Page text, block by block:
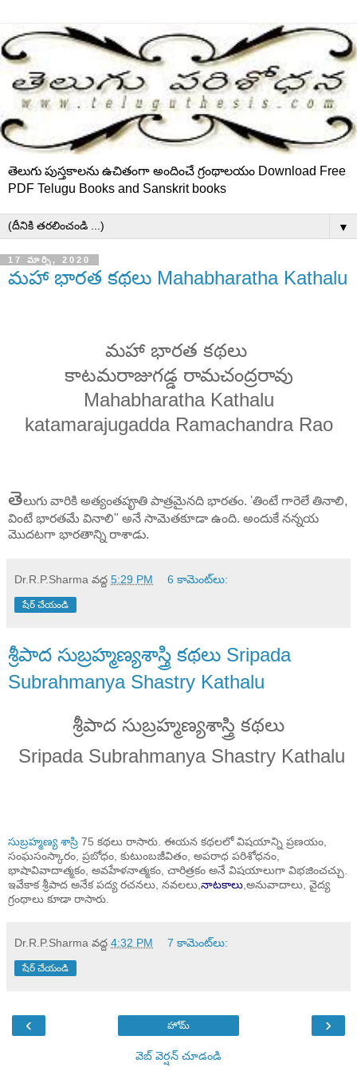
తెలుగు పుస్తకాలను ఉచితంగా అందించే గ్రంథాలయం Download Free
PDF Telugu Books and Sanskrit books
▼
17 మార్చి, 2020
మహా భారత కథలు Mahabharatha Kathalu
మహా భారత కథలు
కాటమరాజుగడ్డ రామచంద్రరావు
Mahabharatha Kathalu
katamarajugadda Ramachandra Rao
తెలుగు వారికి అత్యంతపౄతి పాత్రమైనది భారతం. 'తింటే గారెలే తినాలి,
వింటే భారతమే వినాలి" అనే సామెతకూడా ఉంది. అందుకే నన్నయ
మొదటగా భారతాన్ని రాశాడు.
Dr.R.P.Sharma వద్ద 5:29 PM 6 కామెంట్‌లు:
షేర్ చేయండి
శ్రీపాద సుబ్రహ్మణ్యశాస్త్రి కథలు Sripada
Subrahmanya Shastry Kathalu
శ్రీపాద సుబ్రహ్మణ్యశాస్త్రి కథలు
Sripada Subrahmanya Shastry Kathalu
సుబ్రహ్మణ్య శాస్రి 75 కథలు రాసారు. ఈయన కథలలో విషయాన్ని ప్రణయం,
సంఘసంస్కారం, ప్రబోధం, కుటుంబజీవితం, అపరాధ పరిశోధనం,
భాషావివాదాత్మకం, అవహేళనాత్మకం, చారిత్రకం అనే విషయాలుగా విభజించచ్చు.
ఇవేకాక శ్రీపాద అనేక పద్య రచనలు, నవలలు, నాటకాలు ,అనువాదాలు, వైద్య
గ్రంథాలు కూడా రాసారు.
Dr.R.P.Sharma వద్ద 4:32 PM 7 కామెంట్‌లు:
షేర్ చేయండి
‹ ›
హోమ్
వెబ్ వెర్షన్‌ చూడండి